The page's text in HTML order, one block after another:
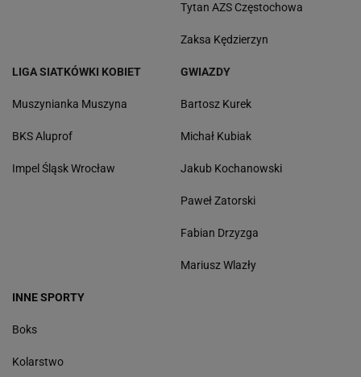
Tytan AZS Częstochowa
Zaksa Kędzierzyn
LIGA SIATKÓWKI KOBIET
Muszynianka Muszyna
BKS Aluprof
Impel Śląsk Wrocław
GWIAZDY
Bartosz Kurek
Michał Kubiak
Jakub Kochanowski
Paweł Zatorski
Fabian Drzyzga
Mariusz Wlazły
INNE SPORTY
Boks
Kolarstwo